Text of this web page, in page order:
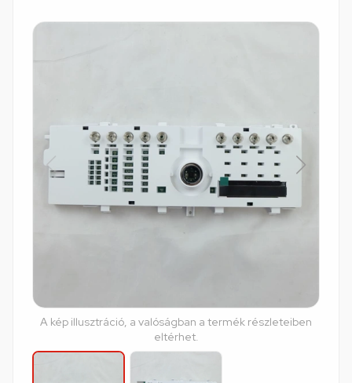
A kép illusztráció, a valóságban a termék részleteiben
eltérhet.